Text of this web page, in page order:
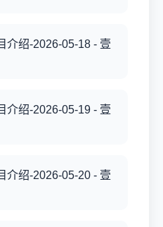
介绍-2026-05-18 - 壹
介绍-2026-05-19 - 壹
介绍-2026-05-20 - 壹